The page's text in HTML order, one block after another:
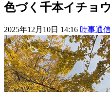
色づく千本イチョ
2025年12月10日 14:16 時事通